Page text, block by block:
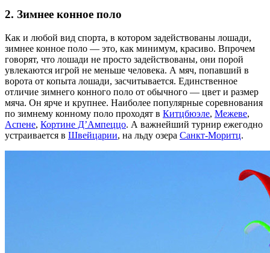
2. Зимнее конное поло
Как и любой вид спорта, в котором задействованы лошади,
зимнее конное поло — это, как минимум, красиво. Впрочем
говорят, что лошади не просто задействованы, они порой
увлекаются игрой не меньше человека. А мяч, попавший в
ворота от копыта лошади, засчитывается. Единственное
отличие зимнего конного поло от обычного — цвет и размер
мяча. Он ярче и крупнее. Наиболее популярные соревнования
по зимнему конному поло проходят в Китцбюэле, Межеве,
Аспене, Кортине Д’Ампеццо. А важнейший турнир ежегодно
устраивается в Швейцарии, на льду озера Санкт-Моритц.